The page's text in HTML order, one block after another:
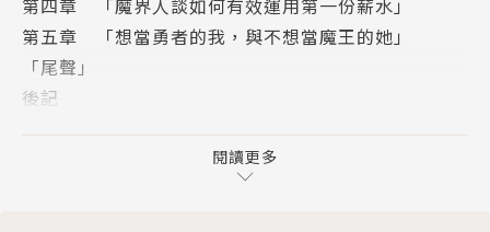
第四章 「魔界人談如何有效運用第一份薪水」
第五章 「想當勇者的我，與不想當魔王的她」
「尾聲」
後記
閱讀更多